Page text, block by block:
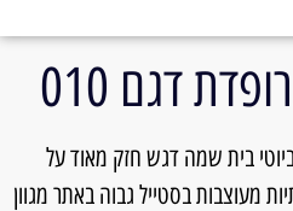
דגם 010
יהודית מרופדת דגם 010 ביוטי בית שמה דגש חזק מאוד על
מעוצבות בסטייל גבוה באתר מגוון